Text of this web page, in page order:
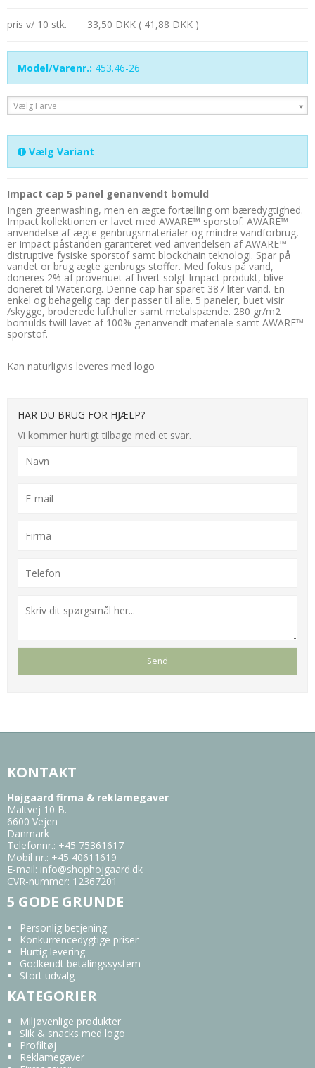
pris v/ 10 stk. 33,50 DKK ( 41,88 DKK )
Model/Varenr.: 453.46-26
Vælg Farve
Vælg Variant
Impact cap 5 panel genanvendt bomuld
Ingen greenwashing, men en ægte fortælling om bæredygtighed.
Impact kollektionen er lavet med AWARE™ sporstof. AWARE™
anvendelse af ægte genbrugsmaterialer og mindre vandforbrug,
er Impact påstanden garanteret ved anvendelsen af AWARE™
distruptive fysiske sporstof samt blockchain teknologi. Spar på
vandet or brug ægte genbrugs stoffer. Med fokus på vand,
doneres 2% af provenuet af hvert solgt Impact produkt, blive
doneret til Water.org. Denne cap har sparet 387 liter vand. En
enkel og behagelig cap der passer til alle. 5 paneler, buet visir
/skygge, broderede lufthuller samt metalspænde. 280 gr/m2
bomulds twill lavet af 100% genanvendt materiale samt AWARE™
sporstof.
Kan naturligvis leveres med logo
HAR DU BRUG FOR HJÆLP?
Vi kommer hurtigt tilbage med et svar.
KONTAKT
Højgaard firma & reklamegaver
Maltvej 10 B.
6600 Vejen
Danmark
Telefonnr.: +45 75361617
Mobil nr.: +45 40611619
E-mail: info@shophojgaard.dk
CVR-nummer: 12367201
5 GODE GRUNDE
Personlig betjening
Konkurrencedygtige priser
Hurtig levering
Godkendt betalingssystem
Stort udvalg
KATEGORIER
Miljøvenlige produkter
Slik & snacks med logo
Profiltøj
Reklamegaver